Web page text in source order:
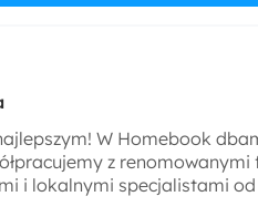
W Homebook
z
i lokalnymi specjalistami od